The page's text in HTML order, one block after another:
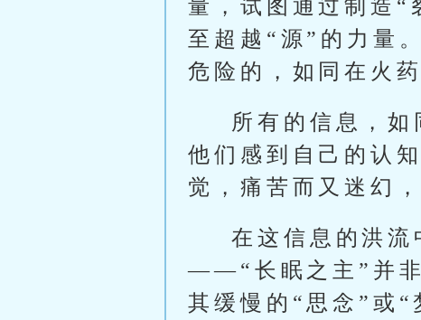
量，试图通过制造“
至超越“源”的力量
危险的，如同在火
所有的信息，如
他们感到自己的认
觉，痛苦而又迷幻
在这信息的洪流
——“长眠之主”并非
其缓慢的“思念”或